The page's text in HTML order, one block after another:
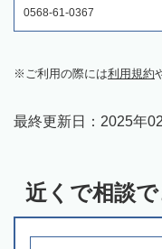
0568-61-0367
ご利用の際には利用規約
最終更新日： 2025年
近くで相談